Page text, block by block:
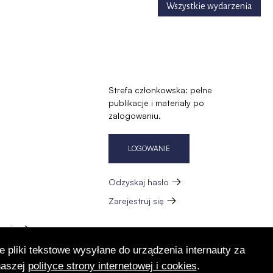
tekstowe wysyłane do urządzenia internauty za
polityce strony internetowej i cookies.
Wszystkie wydarzenia
Strefa członkowska: pełne
publikacje i materiały po
zalogowaniu.
LOGOWANIE
Odzyskaj hasło
Zarejestruj się